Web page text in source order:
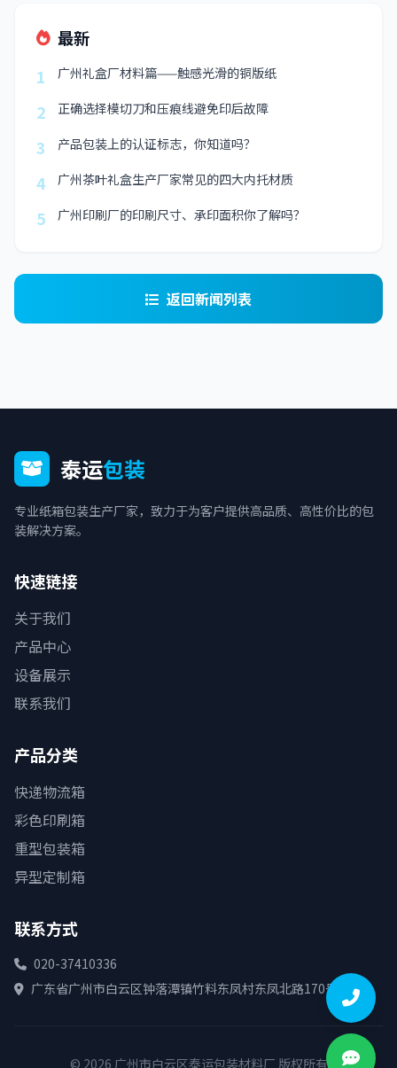
最新
1
广州礼盒厂材料篇——触感光滑的铜版纸
2 正确选择模切刀和压痕线避免印后故障
3 产品包装上的认证标志，你知道吗？
4 广州茶叶礼盒生产厂家常见的四大内托材质
5 广州印刷厂的印刷尺寸、承印面积你了解吗？
返回新闻列表
泰运包装
专业纸箱包装生产厂家，致力于为客户提供高品质、高性价比的包
装解决方案。
快速链接
关于我们
产品中心
设备展示
联系我们
产品分类
快递物流箱
彩色印刷箱
重型包装箱
异型定制箱
联系方式
020-37410336
广东省广州市白云区钟落潭镇竹料东凤村东凤北路170号
© 2026 广州市白云区泰运包装材料厂 版权所有